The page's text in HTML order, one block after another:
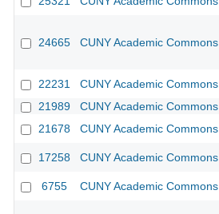
24665 CUNY Academic Commons
22231 CUNY Academic Commons
21989
CUNY Academic Commons
21678
CUNY Academic Commons
17258 CUNY Academic Commons
6755 CUNY Academic Commons